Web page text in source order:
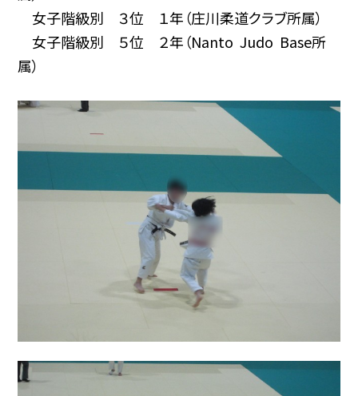
女子階級別 ３位 １年（庄川柔道クラブ所属）
女子階級別 ５位 ２年（Nanto Judo Base所
属）